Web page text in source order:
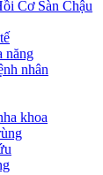
Cơ Sàn Chậu
năng
nhân
khoa